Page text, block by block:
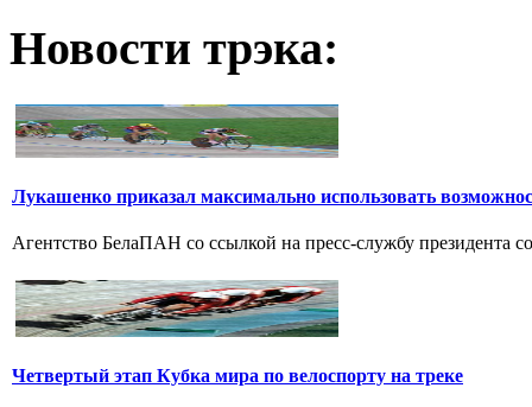
Новости трэка:
Лукашенко приказал максимально использовать
Агентство БелаПАН со ссылкой на пресс-службу президента
Четвертый этап Кубка мира по велоспорту на треке